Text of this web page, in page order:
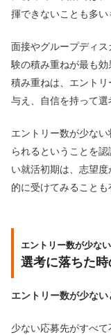
揮できないことも多い
面接やグループディ
験の積み重ねが最も
積み重ねは、エント
与え、自信を持って選
エントリー数が少な
られるということを
い就活初期は、志望
的に受けてみることも
エントリー数が少な
選考に落ちた
エントリー数が少ない
少ない応募先がすべ